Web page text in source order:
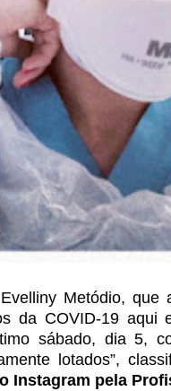
Metódio, que
da COVID-19 aqui
sábado, dia 5,
lotados”,
Instagram pela P